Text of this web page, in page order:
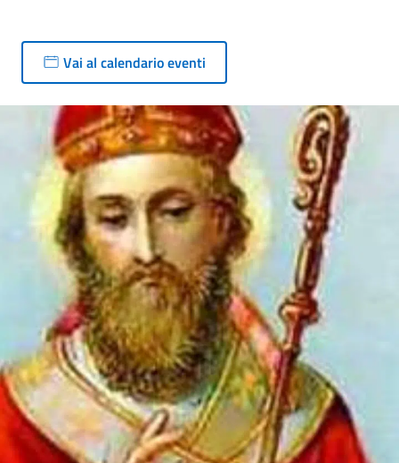
Vai al calendario eventi